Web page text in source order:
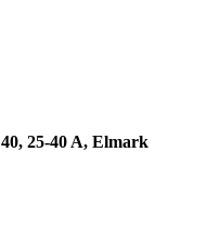
25-40 A, Elmark